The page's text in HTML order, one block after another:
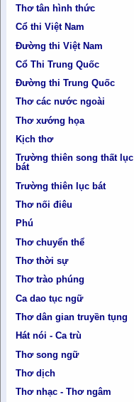
Thơ tân hình thức
Cổ thi Việt Nam
Đường thi Việt Nam
Cổ Thi Trung Quốc
Đường thi Trung Quốc
Thơ các nước ngoài
Thơ xướng họa
Kịch thơ
Trường thiên song thất lục
bát
Trường thiên lục bát
Thơ nối điêu
Phú
Thơ chuyển thể
Thơ thời sự
Thơ trào phúng
Ca dao tục ngữ
Thơ dân gian truyền tụng
Hát nói - Ca trù
Thơ song ngữ
Thơ dịch
Thơ nhạc - Thơ ngâm